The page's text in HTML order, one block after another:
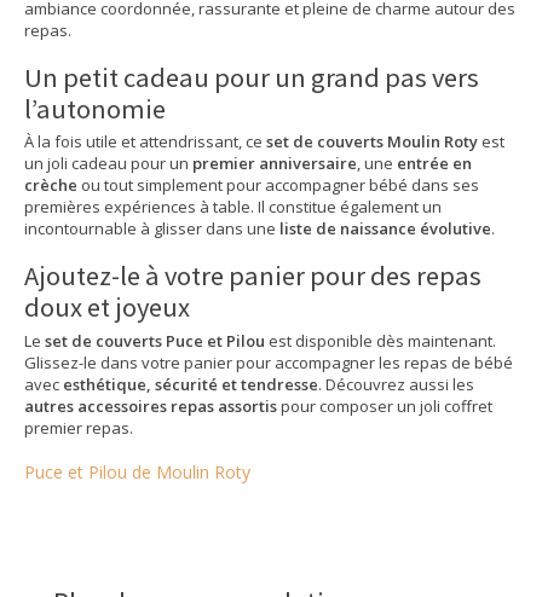
ambiance coordonnée, rassurante et pleine de charme autour des
repas.
Un petit cadeau pour un grand pas vers
l’autonomie
À la fois utile et attendrissant, ce set de couverts Moulin Roty est
un joli cadeau pour un premier anniversaire, une entrée en
crèche ou tout simplement pour accompagner bébé dans ses
premières expériences à table. Il constitue également un
incontournable à glisser dans une liste de naissance évolutive.
Ajoutez-le à votre panier pour des repas
doux et joyeux
Le set de couverts Puce et Pilou est disponible dès maintenant.
Glissez-le dans votre panier pour accompagner les repas de bébé
avec esthétique, sécurité et tendresse. Découvrez aussi les
autres accessoires repas assortispour composer un joli coffret
premier repas.
Puce et Pilou de Moulin Roty